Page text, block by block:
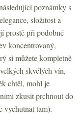
poznámky s
složitost a
prostě při podobné
koncentrovaný,
si můžete kompletně
skvělých vín,
chtěl, mohl je
zkusit prchnout do
vychutnat tam).